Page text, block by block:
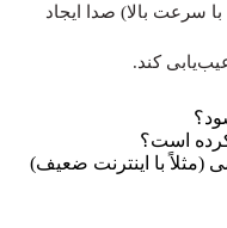
سرعت بالا) صدا ایجاد
کند.
است؟
(مثلاً با اینترنت ضعیف)